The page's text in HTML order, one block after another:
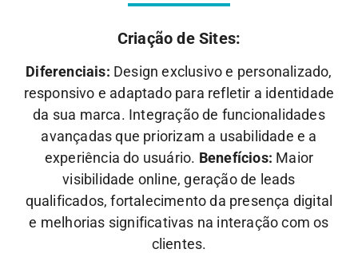
Criação de Sites:
Diferenciais: Design exclusivo e personalizado,
responsivo e adaptado para refletir a identidade
da sua marca. Integração de funcionalidades
avançadas que priorizam a usabilidade e a
experiência do usuário. Benefícios: Maior
visibilidade online, geração de leads
qualificados, fortalecimento da presença digital
e melhorias significativas na interação com os
clientes.